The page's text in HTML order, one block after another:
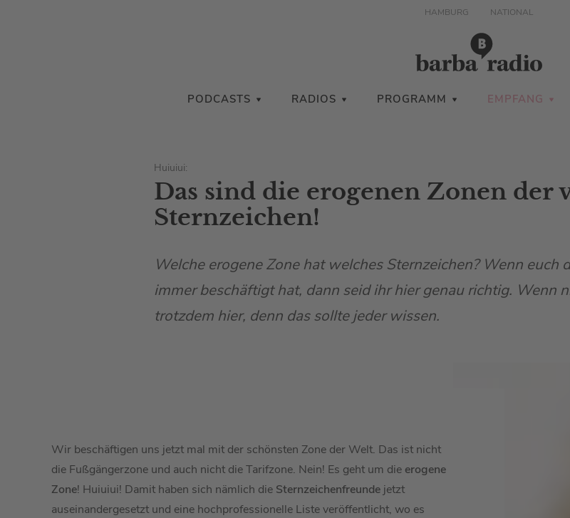
HAMBURG NATIONAL
PODCASTS RADIOS PROGRAMM EMPFANG
Huiuiui:
Das sind die erogenen Zonen der
Sternzeichen!
Welche erogene Zone hat welches Sternzeichen? Wenn euch
immer beschäftigt hat, dann seid ihr hier genau richtig. Wenn
trotzdem hier, denn das sollte jeder wissen.
Wir beschäftigen uns jetzt mal mit der schönsten Zone der Welt. Das ist nicht
die Fußgängerzone und auch nicht die Tarifzone. Nein! Es geht um die erogene
Zone! Huiuiui! Damit haben sich nämlich die Sternzeichenfreunde jetzt
auseinandergesetzt und eine hochprofessionelle Liste veröffentlicht, wo es